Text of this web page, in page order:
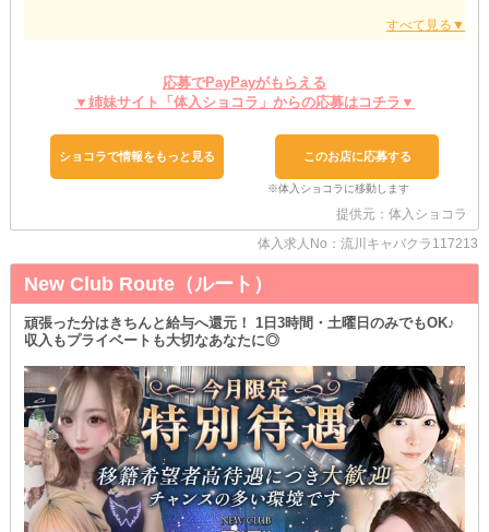
もちろん、飲酒を強要するなんてことはありえませんので、ご安心
◆快適なお部屋をご用意◆
一人暮らしや、引っ越しを検討中の方に嬉しい《寮》完備！
面倒な物件探しや、内見をスキップできるのは魅力です◎
お住まいとお仕事を同時に手に入れて、スムーズに新生活を始めま
しょう！
◆楽な移動方法を選べる◆
お車をお持ちの方は《マイカー通勤》が可能♪
混み合う電車や、バスを利用することなくお店に向かえます！
退勤後も公共交通機関の時間を気にせず、自分のタイミングで帰れ
るのでストレスフリーです◎
応募でPayPayがもらえる
▼姉妹サイト「体入ショコラ」からの応募はコチラ▼
ショコラで情報をもっと見る このお店に応募する
提供元：体入ショコラ
体入求人No：流川キャバクラ117213
New Club Route（ルート）
頑張った分はきちんと給与へ還元！ 1日3時間・土曜日のみでもOK♪
収入もプライベートも大切なあなたに◎